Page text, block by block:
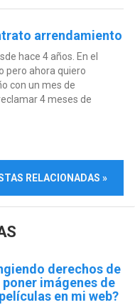
arrendamiento
hace 4 años. En el
pero ahora quiero
con un mes de
4 meses de
RELACIONADAS »
derechos de
imágenes de
en mi web?